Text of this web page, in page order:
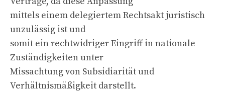
mittels einem delegiertem Rechtsakt juristisch
unzulässig ist und
somit ein rechtwidriger Eingriff in nationale
Zuständigkeiten unter
Missachtung von Subsidiarität und
Verhältnismäßigkeit darstellt.